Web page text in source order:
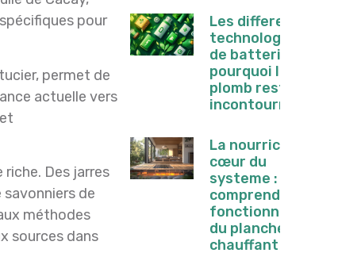
pour
permet de
actuelle vers
Des jarres
savonniers de
méthodes
sources dans
Les differentes
technologies
de batteries :
pourquoi le
plomb reste
incontournable
La nourrice,
cœur du
systeme :
comprendre le
fonctionnement
du plancher
chauffant